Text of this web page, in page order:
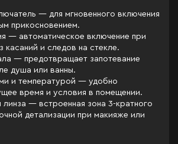
— для мгновенного включения
прикосновением.
— автоматическое включение при
касаний и следов на стекле.
— предотвращает запотевание
душа или ванны.
и температурой — удобно
время и условия в помещении.
линза — встроенная зона 3-кратного
детализации при макияже или